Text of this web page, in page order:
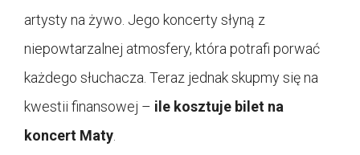
artysty na żywo. Jego koncerty słyną z
niepowtarzalnej atmosfery, która potrafi porwać
każdego słuchacza. Teraz jednak skupmy się na
kwestii finansowej – ile kosztuje bilet na
koncert Maty